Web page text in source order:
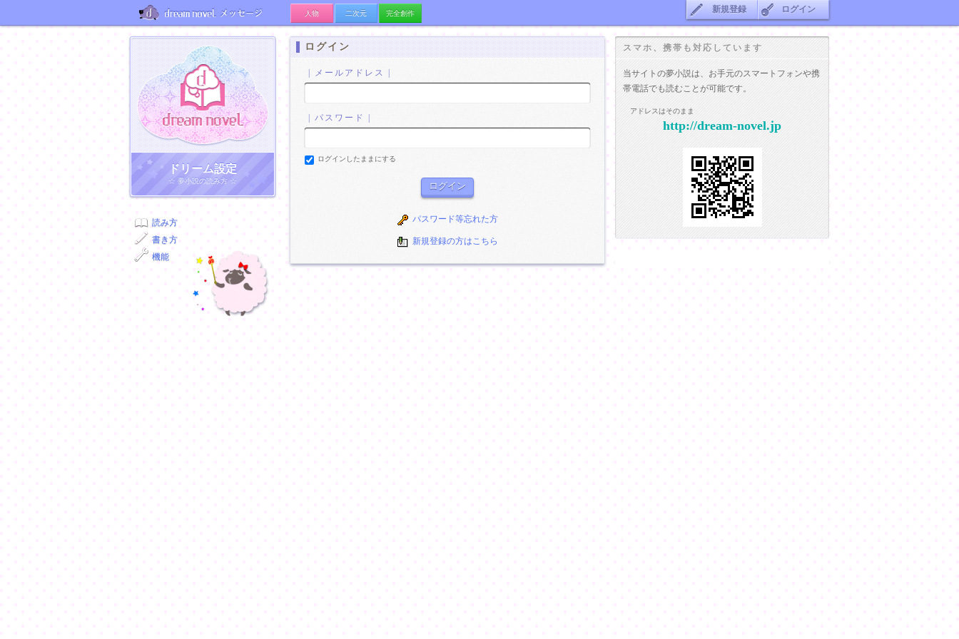
メッセージ
人物 二次元 完全創作 新規登録 ログイン
ドリーム小説
ドリーム設定
☆ 夢小説の読み方 ☆
読み方
書き方
機能
ログイン
| メールアドレス |
| パスワード |
ログインしたままにする
パスワード等忘れた方
新規登録の方はこちら
スマホ、携帯も対応しています
当サイトの夢小説は、お手元のスマートフォンや携
帯電話でも読むことが可能です。
アドレスはそのまま
http://dream-novel.jp